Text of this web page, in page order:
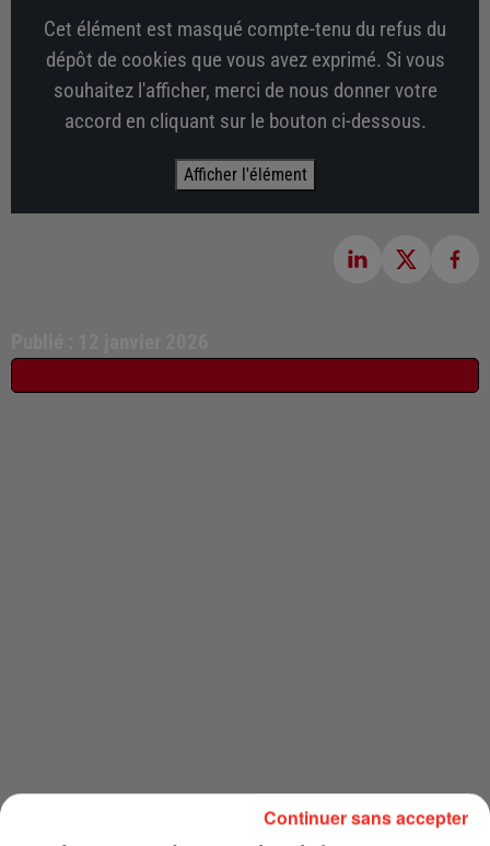
Cet élément est masqué compte-tenu du refus du
dépôt de cookies que vous avez exprimé. Si vous
souhaitez l'afficher, merci de nous donner votre
accord en cliquant sur le bouton ci-dessous.
Afficher l'élément
Continuer sans accepter